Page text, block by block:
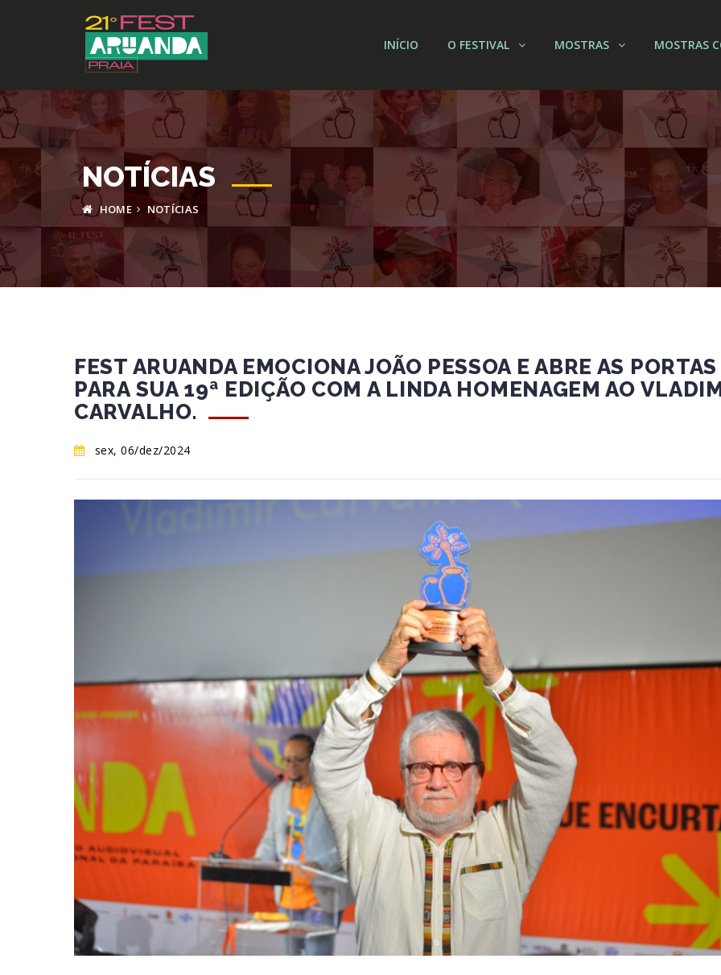
INÍCIO O FESTIVAL MOSTRAS MOSTRAS
NOTÍCIAS
HOME NOTÍCIAS
FEST ARUANDA EMOCIONA JOÃO PESSOA E ABRE AS PORTAS
PARA SUA 19ª EDIÇÃO COM A LINDA HOMENAGEM AO
CARVALHO.
sex, 06/dez/2024